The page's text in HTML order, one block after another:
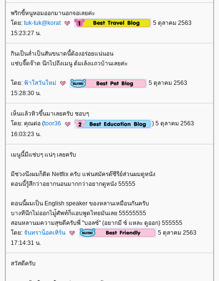
พริกขี้หนูหอมออกมานอกจอเลยค่ะ
ดย: tuk-tuk@korat
5 ตุลาคม 2563
15:23:27 น.
กินเป็นล่ำเป็นสันขนาดนี้ต้องอร่อยแน่นอน
ซ่บจี๊ดจ๊าด นึกไปถึงเมนู ต้มเล้งแถวบ้านเลยค่ะ
ดย: ฟ้าใสวันใหม่
5 ตุลาคม 2563
15:28:30 น.
เห็นแล้วหิวขึ้นมาเลยครับ ชอบๆ
ดย: คุณต่อ (toor36
) 5 ตุลาคม 2563
16:03:23 น.
เมนูนี้มีแซ่บๆ แน่ๆ เลยครับ
มีช่วงนึงผมก็ติด Netflix ครับ แฟนสมัครด๊ซีรีย์ส่วนผมดูหนัง
ตอนนี้รู้สึกว่าอยากนอนมากกว่าอยากดูหนัง 55555
ตอนนี้ผมเป็น English speaker ของหลานเหมือนกันครับ
บางทีนึกไม่ออกไมู่้ศัพท์ก็แอบพูดไทยมันเลย 55555555
สอนหลานมความสุขดีครับพี่ "บอลซ์" (อยากมี ซ์ แหละ ดูออก) 555555
ดย: จันทราน็อคเทิร์น
5 ตุลาคม 2563
17:14:31 น.
สวัสดีครับ